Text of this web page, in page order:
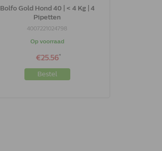
Bolfo Gold Hond 40 | < 4 Kg | 4
Pipetten
4007221024798
Op voorraad
€25.56*
Bestel